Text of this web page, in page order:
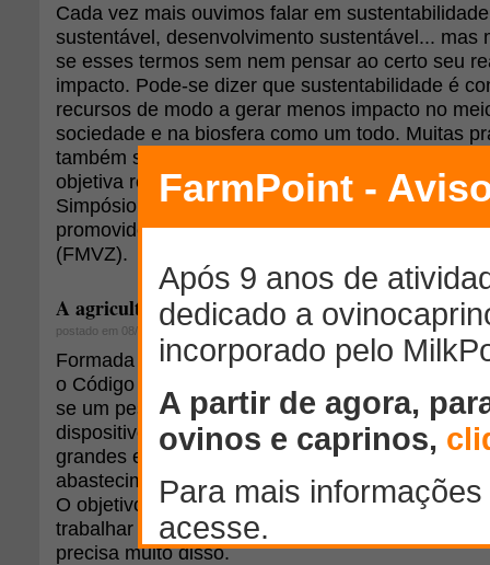
Cada vez mais ouvimos falar em
sustentável, desenvolvimento sustentável... mas
se esses termos sem nem pensar ao certo seu
impacto. Pode-se dizer que sustentabilidade é
recursos de modo a gerar menos impacto no
sociedade e na biosfera como um todo. Muitas
também são economicamente viáveis. Nesse
objetiva reunir as principais ideias apresentadas
Simpósio de Sustentabilidade & Ciência animal
promovido pela Faculdade de Medicina
(FMVZ).
A agricultura e o Código Florestal
postado em 08/06/2010
Formada por milhares de normas e decretos
o Código Florestal Brasileiro, a legislação
se um pesadelo para milhões de agricultores. A
dispositivos afeta desde os assentados pela
grandes empreendimentos da agricultura e da
abastecimento da população, para as
O objetivo central do novo Código Florestal é
trabalhar em paz e em harmonia com o meio
precisa muito disso.